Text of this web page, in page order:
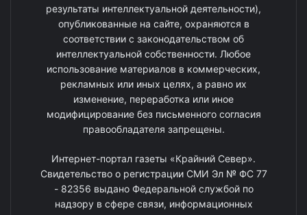
результаты интеллектуальной деятельности),
опубликованные на сайте, охраняются в
соответствии с законодательством об
интеллектуальной собственности. Любое
использование материалов в коммерческих,
рекламных или иных целях, а равно их
изменение, переработка или иное
модифицирование без письменного согласия
правообладателя запрещены.
Интернет-портал газеты «Крайний Север».
Свидетельство о регистрации СМИ Эл № ФС 77
- 82356 выдано Федеральной службой по
надзору в сфере связи, информационных